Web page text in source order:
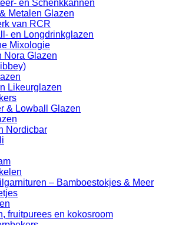
en Schenkkannen
Metalen Glazen
van RCR
en Longdrinkglazen
Mixologie
Nora Glazen
Likeurglazen
& Lowball Glazen
Nordicbar
– Bamboestokjes & Meer
fruitpurees en kokosroom